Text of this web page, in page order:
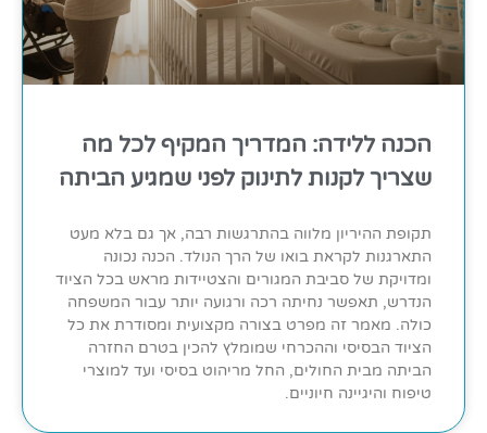
הכנה ללידה: המדריך המקיף לכל מה
שצריך לקנות לתינוק לפני שמגיע הביתה
תקופת ההיריון מלווה בהתרגשות רבה, אך גם בלא מעט
התארגנות לקראת בואו של הרך הנולד. הכנה נכונה
ומדויקת של סביבת המגורים והצטיידות מראש בכל הציוד
הנדרש, תאפשר נחיתה רכה ורגועה יותר עבור המשפחה
כולה. מאמר זה מפרט בצורה מקצועית ומסודרת את כל
הציוד הבסיסי וההכרחי שמומלץ להכין בטרם החזרה
הביתה מבית החולים, החל מריהוט בסיסי ועד למוצרי
טיפוח והיגיינה חיוניים.